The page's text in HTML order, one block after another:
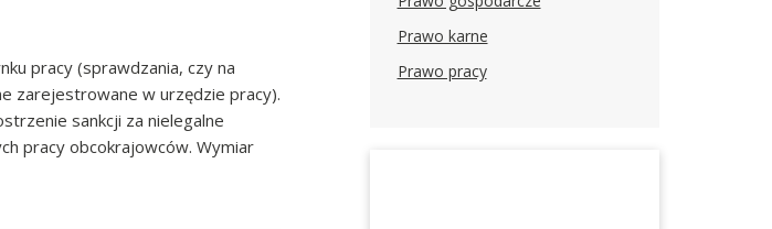
pracy (sprawdzania, czy na
zarejestrowane w urzędzie pracy).
sankcji za nielegalne
pracy obcokrajowców. Wymiar
Prawo karne
Prawo pracy